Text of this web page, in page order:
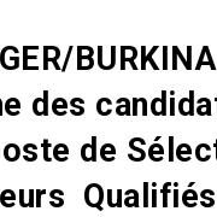
des
de